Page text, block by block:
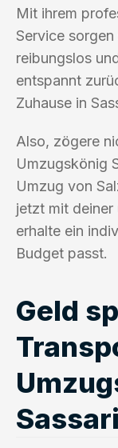
Mit ihrem
Service
reibungslos
entspannt
Zuhause in
Also, zögere
Umzugskönig
Umzug von
jetzt mit
erhalte ein
Budget passt.
Geld
Sassari